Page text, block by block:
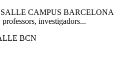
CAMPUS BARCELONA
investigadors...
BCN